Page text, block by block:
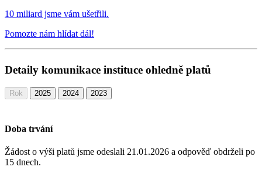
10 miliard jsme vám ušetřili.
Pomozte nám hlídat dál!
Detaily komunikace instituce ohledně platů
Rok 2025 2024 2023
Doba trvání
Žádost o výši platů jsme odeslali 21.01.2026 a odpověď obdrželi po
15 dnech.